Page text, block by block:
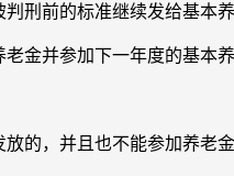
刑前的标准继续发给基本
金并参加下一年度的基本养
的，并且也不能参加养老